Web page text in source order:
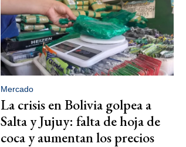
Mercado
La crisis en Bolivia golpea a
Salta y Jujuy: falta de hoja de
coca y aumentan los precios